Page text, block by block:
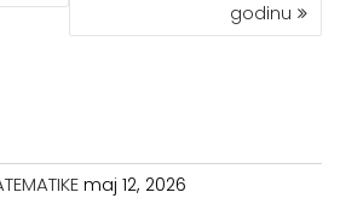
godinu
maj 12, 2026